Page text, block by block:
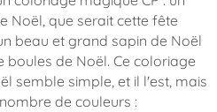
Noël, que serait cette fête
beau et grand sapin de Noël
de Noël. Ce coloriage
semble simple, et il l'est, mais
de couleurs :